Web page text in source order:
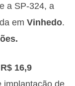
a SP-324, a
em Vinhedo.
R$ 16,9